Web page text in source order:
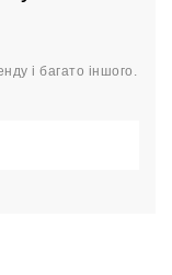
і багато іншого.